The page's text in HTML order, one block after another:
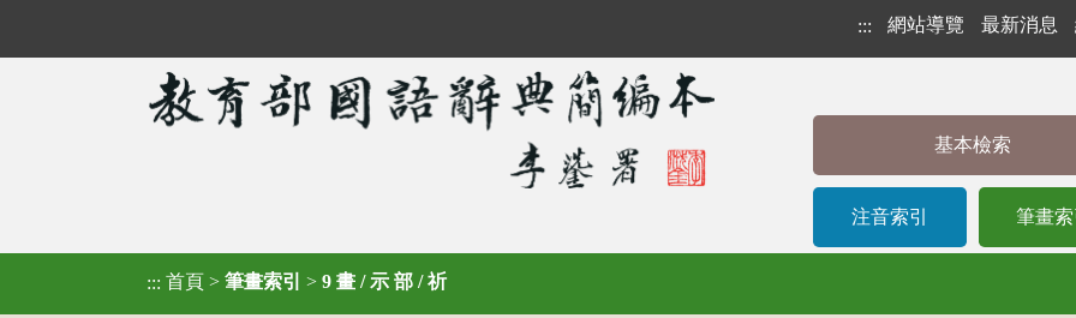
::: 網站導覽 最新消息
基本檢索
注音索引 筆畫索
::: 首頁 > 筆畫索引 > 9 畫 / 示 部 / 祈